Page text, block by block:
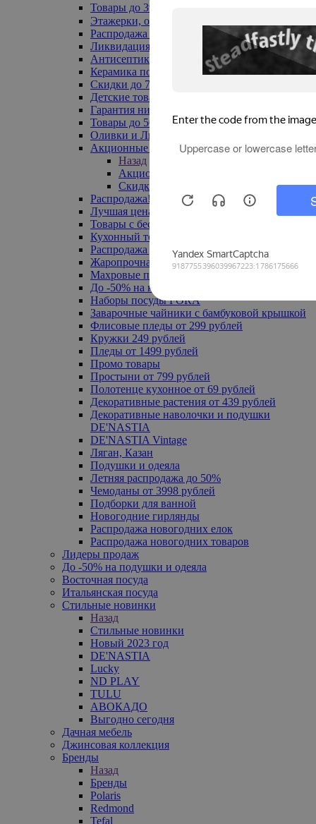
Товары до 399₽
Этажерки, обувницы
Распродажа текстиля до -50%
Ликвидация до -70%
Антисептики
Керамика по 129 руб
Скидки до 70%
Детские товары
Гарантия низкой цены
Товары до 500 руб
Оливки и Лимоны
Акционные товары
Назад
Акционные товары
Скидка 20% по промокоду
Распродажа! Ульяновск до -70%
Лучшая цена
Товары с бесплатной доставкой
Кухонный текстиль
Распродажа до -50%
Жаропрочная посуда
Махровые полотенца
До -50% на ковры
Наборы посуды FORA
Заварочные чайники с бамбуковой крышкой
Флисовые пледы от 299 рублей
Кружки 249 рублей
Пледы от 1499 рублей
Промо товары
Простыни от 799 рублей
Полотенце кухонное от 69 рублей
Декоративные растения от 439 рублей
Декоративные наволочки и подушки
DE'NASTIA
DE'NASTIA Vintage
Ляган, Казан
Подушки и одеяла
Летняя распродажа до 50%
Чемоданы от 3998 рублей
Подборки для ванной
Новогодние гирлянды
Распродажа новогодних елок
Распродажа новогодних товаров
Лидеры продаж
До -50% на подушки и одеяла
Восточная посуда
Итальянская посуда
Стильные новинки
Назад
Стильные новинки
Новый 2023 год
DE'NASTIA
Lucky
ND PLAY
TULU
АВОКАДО
Выгодно сегодня
Дачная мебель
Джинсовая коллекция
Бренды
Назад
Бренды
Polaris
Redmond
Tefal